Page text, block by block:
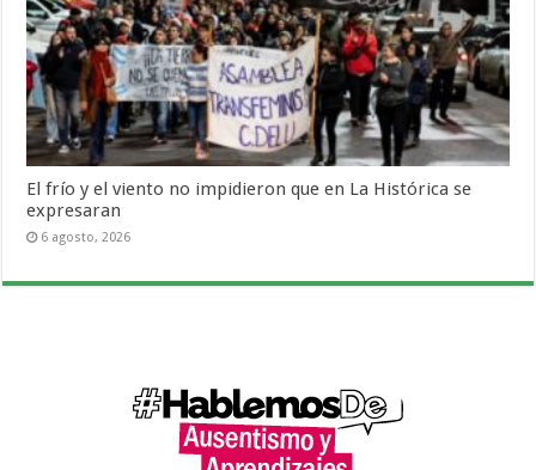
El frío y el viento no impidieron que en La Histórica se
expresaran
6 agosto, 2026